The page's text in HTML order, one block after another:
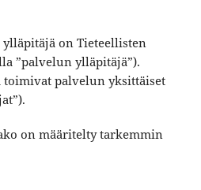
on Tieteellisten
”palvelun ylläpitäjä”).
palvelun yksittäiset
on määritelty tarkemmin